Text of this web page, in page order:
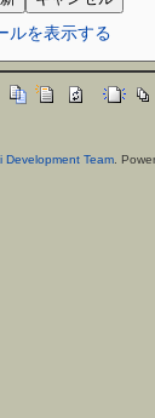
ルを表示する
Development Team.